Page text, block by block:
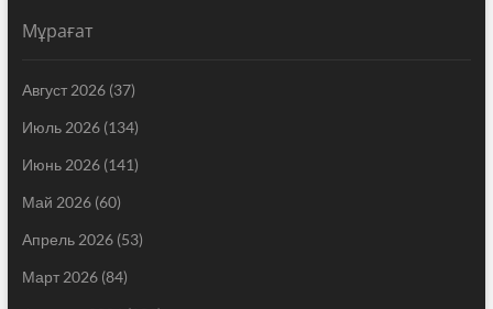
Мұрағат
Август 2026(37)
Июль 2026(134)
Июнь 2026(141)
Май 2026(60)
Апрель 2026(53)
Март 2026(84)